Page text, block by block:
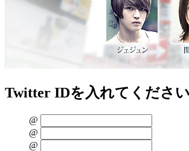
Twitter IDを入れてくださ
@
@
@